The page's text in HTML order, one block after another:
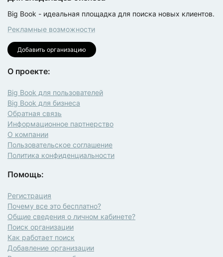
Big Book - идеальная площадка для поиска новых клиентов.
Рекламные возможности
Добавить организацию
О проекте:
Big Book для пользователей
Big Book для бизнеса
Обратная связь
Информационное партнерство
О компании
Пользовательское соглашение
Политика конфиденциальности
Помощь:
Регистрация
Почему все это бесплатно?
Общие сведения о личном кабинете?
Поиск организации
Как работает поиск
Добавление организации